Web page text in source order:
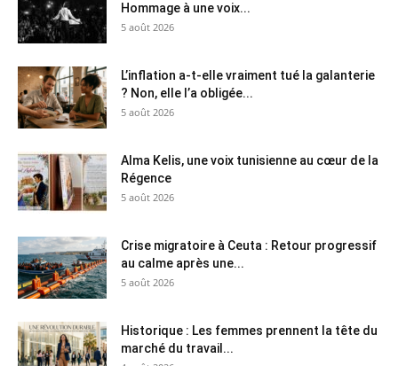
Hommage à une voix...
5 août 2026
L’inflation a-t-elle vraiment tué la galanterie
? Non, elle l’a obligée...
5 août 2026
Alma Kelis, une voix tunisienne au cœur de la
Régence
5 août 2026
Crise migratoire à Ceuta : Retour progressif
au calme après une...
5 août 2026
Historique : Les femmes prennent la tête du
marché du travail...